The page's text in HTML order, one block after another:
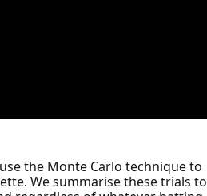
the Monte Carlo technique to
We summarise these trials to